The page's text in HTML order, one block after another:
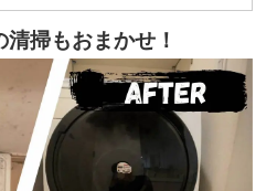
掃もおまかせ！